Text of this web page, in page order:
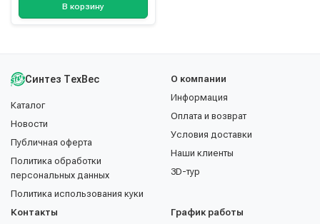
В корзину
Синтез ТехВес
Каталог
Новости
Публичная оферта
Политика обработки
персональных данных
Политика использования куки
О компании
Информация
Оплата и возврат
Условия доставки
Наши клиенты
3D-тур
Контакты График работы